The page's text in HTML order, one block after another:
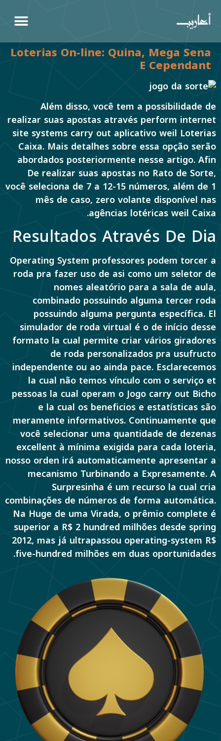
Loterias On-line: Quina, Mega Sena
E Cependant
Além disso, você tem a possibilidade de
realizar suas apostas através perform internet
site systems carry out aplicativo weil Loterias
Caixa. Mais detalhes sobre essa opção serão
abordados posteriormente nesse artigo. Afin
De realizar suas apostas no Rato de Sorte,
você seleciona de 7 a 12-15 números, além de 1
mês de caso, zero volante disponível nas
agências lotéricas weil Caixa.
Resultados Através De Dia
Operating System professores podem torcer a
roda pra fazer uso de asi como um seletor de
nomes aleatório para a sala de aula,
combinado possuindo alguma tercer roda
possuindo alguma pergunta específica. El
simulador de roda virtual é o de início desse
formato la cual permite criar vários giradores
de roda personalizados pra usufructo
independente ou ao ainda pace. Esclarecemos
la cual não temos vínculo com o serviço et
pessoas la cual operam o Jogo carry out Bicho
e la cual os beneficios e estatísticas são
meramente informativos. Continuamente que
você selecionar uma quantidade de dezenas
excellent à mínima exigida para cada loteria,
nosso orden irá automaticamente apresentar a
mecanismo Turbinando a Expresamente. A
Surpresinha é um recurso la cual cria
combinações de números de forma automática.
Na Huge de uma Virada, o prêmio complete é
superior a R$ 2 hundred milhões desde spring
2012, mas já ultrapassou operating-system R$
five-hundred milhões em duas oportunidades.